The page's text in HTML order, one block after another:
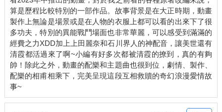
算是歷程比較特別的一部作品。故事背景是在大正時期，動畫
製作上無論是場景或是在人物的衣服上都可以看的出來下了很
多功夫，特別的異能戰鬥場面也非常華麗，可以感受到滿滿的
經費之力XDD加上上田麗奈和石川界人的神配音，讓美世還有
清霞都活過來了啊~小編有好多次都被清霞的撩到，真的有夠
帥！除此之外，動畫的配樂和主題曲也很到位，劇情、製作、
配樂的相甫相乘下，完美呈現這段互相救贖的奇幻浪漫愛情故